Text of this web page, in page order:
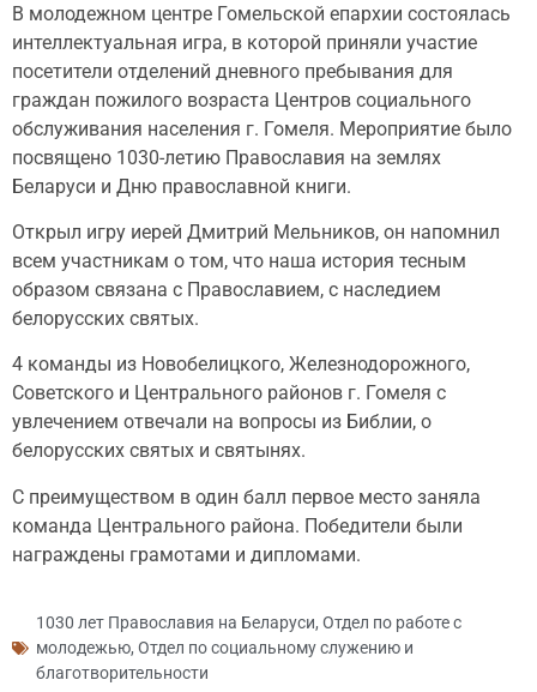
В молодежном центре Гомельской епархии состоялась
интеллектуальная игра, в которой приняли участие
посетители отделений дневного пребывания для
граждан пожилого возраста Центров социального
обслуживания населения г. Гомеля. Мероприятие было
посвящено 1030-летию Православия на землях
Беларуси и Дню православной книги.
Открыл игру иерей Дмитрий Мельников, он напомнил
всем участникам о том, что наша история тесным
образом связана с Православием, с наследием
белорусских святых.
4 команды из Новобелицкого, Железнодорожного,
Советского и Центрального районов г. Гомеля с
увлечением отвечали на вопросы из Библии, о
белорусских святых и святынях.
С преимуществом в один балл первое место заняла
команда Центрального района. Победители были
награждены грамотами и дипломами.
1030 лет Православия на Беларуси, Отдел по работе с
молодежью, Отдел по социальному служению и
благотворительности